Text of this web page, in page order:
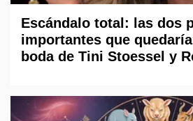
Escándalo total: las dos
importantes que
boda de Tini Stoessel y